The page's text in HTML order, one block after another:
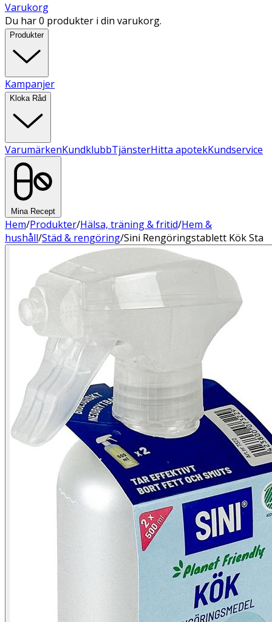
Varukorg
Du har 0 produkter i din varukorg.
Produkter
Kampanjer
Kloka Råd
VarumärkenKundklubbTjänsterHitta apotekKundservice
Mina Recept
Hem/Produkter/Hälsa, träning & fritid/Hem &
hushåll/Städ & rengöring/Sini Rengöringstablett Kök Sta